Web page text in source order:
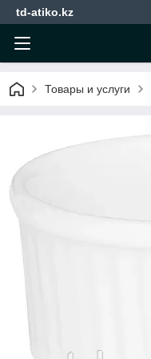
td-atiko.kz
Товары и услуги